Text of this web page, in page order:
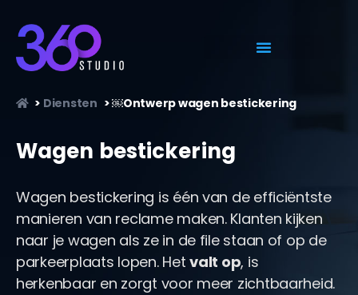
> Diensten >￼Ontwerp wagen bestickering
Wagen bestickering
Wagen bestickering is één van de efficiëntste
manieren van reclame maken. Klanten kijken
naar je wagen als ze in de file staan of op de
parkeerplaats lopen. Hetvalt op, is
herkenbaar en zorgt voor meer zichtbaarheid.